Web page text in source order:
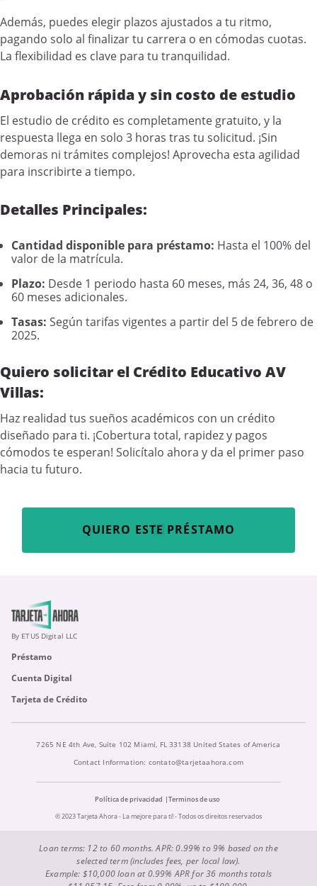
Además, puedes elegir plazos ajustados a tu ritmo,
pagando solo al finalizar tu carrera o en cómodas cuotas.
La flexibilidad es clave para tu tranquilidad.
Aprobación rápida y sin costo de estudio
El estudio de crédito es completamente gratuito, y la
respuesta llega en solo 3 horas tras tu solicitud. ¡Sin
demoras ni trámites complejos! Aprovecha esta agilidad
para inscribirte a tiempo.
Detalles Principales:
Cantidad disponible para préstamo: Hasta el 100% del
valor de la matrícula.
Plazo: Desde 1 periodo hasta 60 meses, más 24, 36, 48 o
60 meses adicionales.
Tasas: Según tarifas vigentes a partir del 5 de febrero de
2025.
Quiero solicitar el Crédito Educativo AV
Villas:
Haz realidad tus sueños académicos con un crédito
diseñado para ti. ¡Cobertura total, rapidez y pagos
cómodos te esperan! Solicítalo ahora y da el primer paso
hacia tu futuro.
QUIERO ESTE PRÉSTAMO
By ETUS Digital LLC
Préstamo
Cuenta Digital
Tarjeta de Crédito
7265 NE 4th Ave, Suite 102 Miami, FL 33138 United States of America
Contact Information: contato@tarjetaahora.com
Política de privacidad
Terminos de uso
© 2023 Tarjeta Ahora - La mejore para ti! - Todos os direitos reservados
Loan terms: 12 to 60 months. APR: 0.99% to 9% based on the
selected term (includes fees, per local law).
Example: $10,000 loan at 0.99% APR for 36 months totals